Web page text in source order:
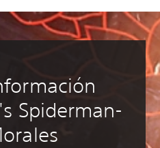
Spiderman-